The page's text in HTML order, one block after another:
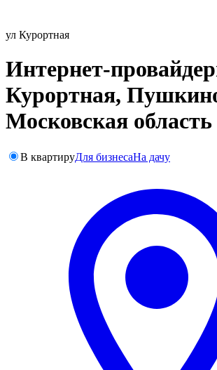
ул Курортная
Интернет-
Курортная,
Московская область
В квартируДля бизнесаНа дачу